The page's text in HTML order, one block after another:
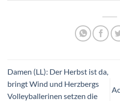
Damen (LL): Der Herbst ist da,
bringt Wind und Herzbergs
Volleyballerinen setzen die